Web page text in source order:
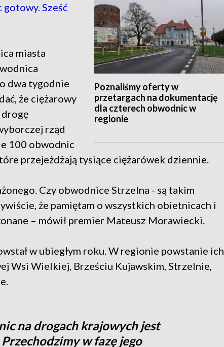
Poznaliśmy oferty w
przetargach na dokumentację
dla czterech obwodnic w
regionie
Sześć
miasta
dwa tygodnie
że ciężarowy
drogę
rząd
100 obwodnic
przejeżdżają tysiące ciężarówek dziennie.
Czy obwodnice Strzelna - są takim
że pamiętam o wszystkich obietnicach i
– mówił premier Mateusz Morawiecki.
w ubiegłym roku. W regionie powstanie ich
Wsi Wielkiej, Brześciu Kujawskim, Strzelnie,
na drogach krajowych jest
w fazę jego